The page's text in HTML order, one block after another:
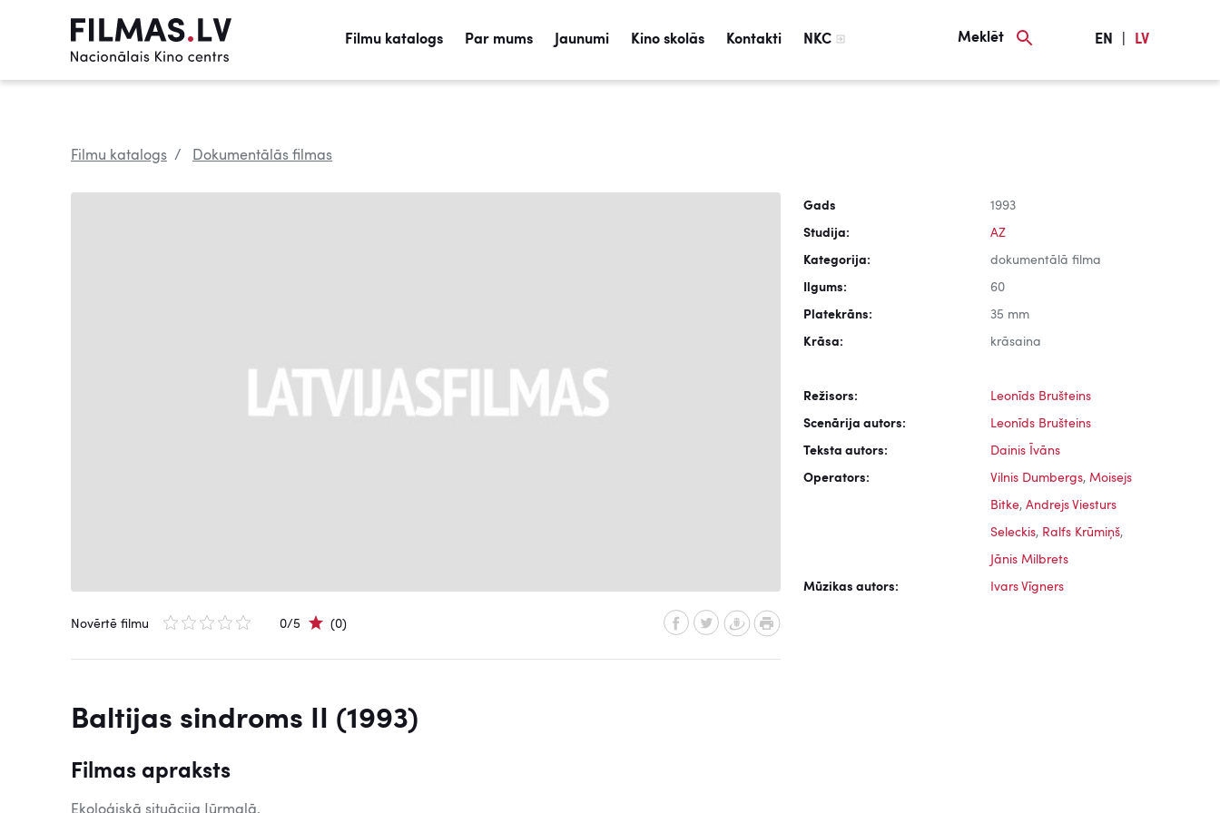
Filmu katalogs Par mums Jaunumi Kino skolās Kontakti NKC Meklēt EN LV
Filmu katalogs Dokumentālās filmas
Novērtē filmu 0/5 (0)
Baltijas sindroms II (1993)
Filmas apraksts
Gads 1993
Studija: AZ
Kategorija: dokumentālā filma
Ilgums: 60
Platekrāns: 35 mm
Krāsa: krāsaina
Režisors: Leonīds Brušteins
Scenārija autors: Leonīds Brušteins
Teksta autors: Dainis Īvāns
Operators: Vilnis Dumbergs, Moisejs
Bitke, Andrejs Viesturs
Seleckis, Ralfs Krūmiņš,
Jānis Milbrets
Mūzikas autors: Ivars Vīgners